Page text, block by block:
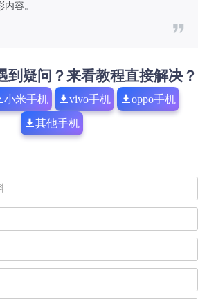
容。
到疑问？来看教程直接解决？
小米手机 vivo手机 oppo手机
其他手机